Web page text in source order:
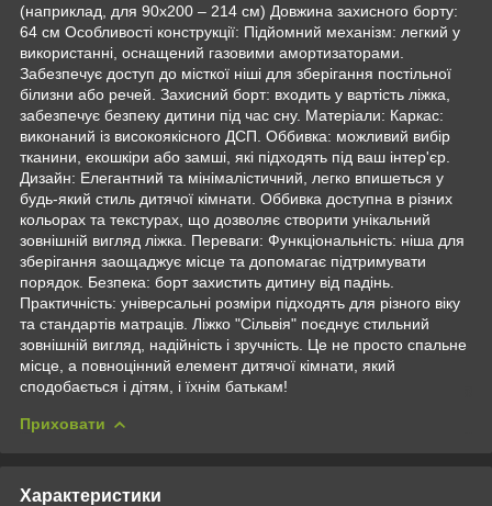
(наприклад, для 90x200 – 214 см) Довжина захисного борту:
64 см Особливості конструкції: Підйомний механізм: легкий у
використанні, оснащений газовими амортизаторами.
Забезпечує доступ до місткої ніші для зберігання постільної
білизни або речей. Захисний борт: входить у вартість ліжка,
забезпечує безпеку дитини під час сну. Матеріали: Каркас:
виконаний із високоякісного ДСП. Оббивка: можливий вибір
тканини, екошкіри або замші, які підходять під ваш інтер'єр.
Дизайн: Елегантний та мінімалістичний, легко впишеться у
будь-який стиль дитячої кімнати. Оббивка доступна в різних
кольорах та текстурах, що дозволяє створити унікальний
зовнішній вигляд ліжка. Переваги: Функціональність: ніша для
зберігання заощаджує місце та допомагає підтримувати
порядок. Безпека: борт захистить дитину від падінь.
Практичність: універсальні розміри підходять для різного віку
та стандартів матраців. Ліжко "Сільвія" поєднує стильний
зовнішній вигляд, надійність і зручність. Це не просто спальне
місце, а повноцінний елемент дитячої кімнати, який
сподобається і дітям, і їхнім батькам!
Приховати
Характеристики